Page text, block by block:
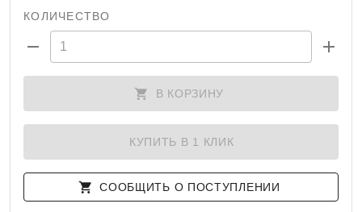
КОЛИЧЕСТВО
В КОРЗИНУ
КУПИТЬ В 1 КЛИК
СООБЩИТЬ О ПОСТУПЛЕНИИ